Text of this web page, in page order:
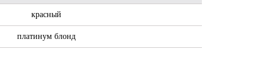
красный
платинум блонд